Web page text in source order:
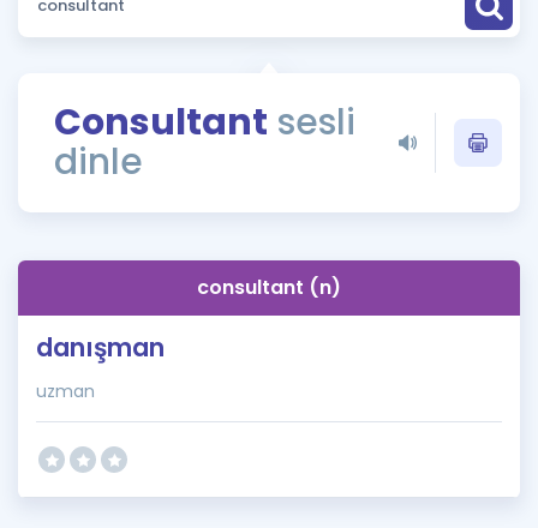
ÖSYM Sınav Takvimi
Kampanyalar
İngilizce Gramer
Consultant sesli
dinle
consultant (n)
danışman
uzman